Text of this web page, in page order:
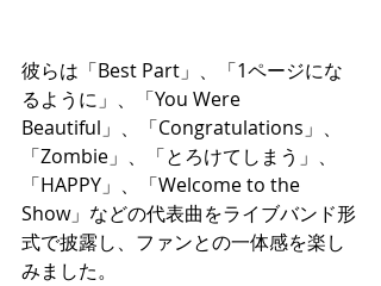
彼らは「Best Part」、「1ページにな
るように」、「You Were
Beautiful」、「Congratulations」、
「Zombie」、「とろけてしまう」、
「HAPPY」、「Welcome to the
Show」などの代表曲をライブバンド形
式で披露し、ファンとの一体感を楽し
みました。